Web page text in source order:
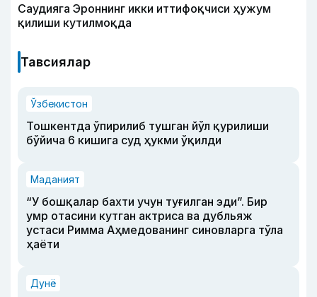
Саудияга Эроннинг икки иттифоқчиси ҳужум
қилиши кутилмоқда
Тавсиялар
Ўзбекистон
Тошкентда ўпирилиб тушган йўл қурилиши
бўйича 6 кишига суд ҳукми ўқилди
Маданият
“У бошқалар бахти учун туғилган эди”. Бир
умр отасини кутган актриса ва дубльяж
устаси Римма Аҳмедованинг синовларга тўла
ҳаёти
Дунё